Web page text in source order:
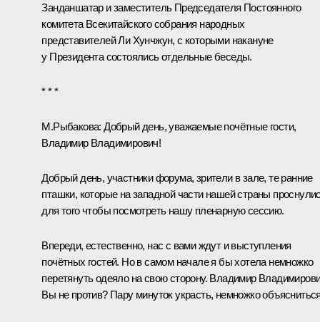
Занданшатар и заместитель Председателя Постоянного
комитета Всекитайского собрания народных
представителей Ли Хунчжун, с которыми накануне
у Президента состоялись отдельные беседы.
* * *
М.Рыбакова: Добрый день, уважаемые почётные гости,
Владимир Владимирович!
Добрый день, участники форума, зрители в зале, те ранние
пташки, которые на западной части нашей страны
для того чтобы посмотреть нашу пленарную сессию.
Впереди, естественно, нас с вами ждут и выступления
почётных гостей. Но в самом начале я бы хотела немножко
перетянуть одеяло на свою сторону. Владимир
Вы не против? Пару минуток украсть, немножко